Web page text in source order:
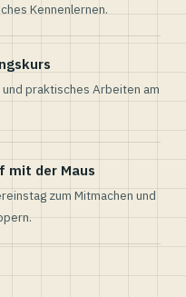
Kennenlernen.
praktisches Arbeiten am
mit der Maus
zum Mitmachen und